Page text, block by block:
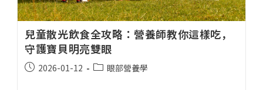
兒童散光飲食全攻略：營養師教你這樣吃，
守護寶貝明亮雙眼
2026-01-12 眼部營養學